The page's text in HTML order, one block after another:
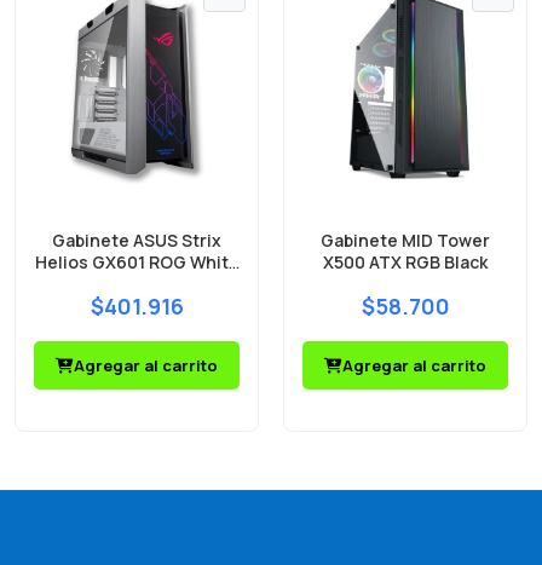
Gabinete ASUS Strix
Helios GX601 ROG White
Vidrio Templado
$401.916
Agregar al carrito
Gabinete MID Tower
X500 ATX RGB Black
$58.700
Agregar al carrito